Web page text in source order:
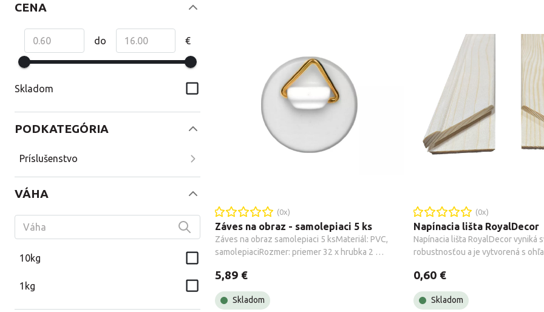
CENA
do €
Skladom
PODKATEGÓRIA
Príslušenstvo
VÁHA
10kg
1kg
(0x)
Záves na obraz - samolepiaci 5 ks
Záves na obraz samolepiaci 5 ksMateriál: PVC,
samolepiaciRozmer: priemer 32 x hrubka 2
kusov
5,89 €
Skladom
(0x)
Napínacia lišta RoyalDecor
Napínacia lišta RoyalDecor vyniká
robustnosťou a je vytvorená s
drevo z ekologicky udržateľných
spoľahlivé, pevné a nelámavé
cm sa ľahko spájajú, vytvárajúc
0,60 €
Skladom